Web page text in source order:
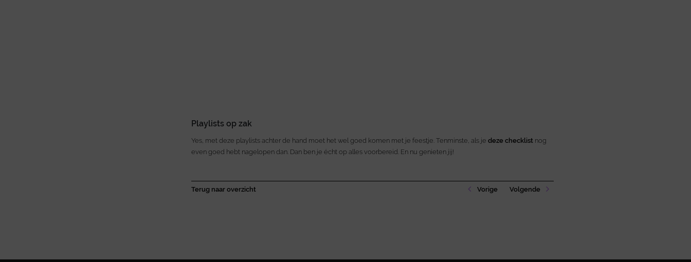
Playlists op zak
Yes, met deze playlists achter de hand moet het wel goed komen met je feestje. Tenminste, als je deze checklist nog
even goed hebt nagelopen dan. Dan ben je écht op alles voorbereid. En nu genieten jij!
Terug naar overzicht Vorige Volgende